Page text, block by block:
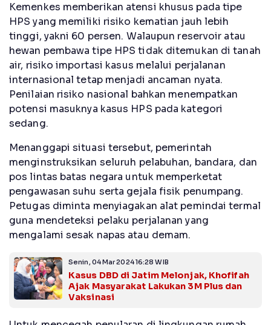
Kemenkes memberikan atensi khusus pada tipe
HPS yang memiliki risiko kematian jauh lebih
tinggi, yakni 60 persen. Walaupun reservoir atau
hewan pembawa tipe HPS tidak ditemukan di tanah
air, risiko importasi kasus melalui perjalanan
internasional tetap menjadi ancaman nyata.
Penilaian risiko nasional bahkan menempatkan
potensi masuknya kasus HPS pada kategori
sedang.
Menanggapi situasi tersebut, pemerintah
menginstruksikan seluruh pelabuhan, bandara, dan
pos lintas batas negara untuk memperketat
pengawasan suhu serta gejala fisik penumpang.
Petugas diminta menyiagakan alat pemindai termal
guna mendeteksi pelaku perjalanan yang
mengalami sesak napas atau demam.
Senin, 04 Mar 2024 16:28 WIB
Kasus DBD di Jatim Melonjak, Khofifah
Ajak Masyarakat Lakukan 3M Plus dan
Vaksinasi